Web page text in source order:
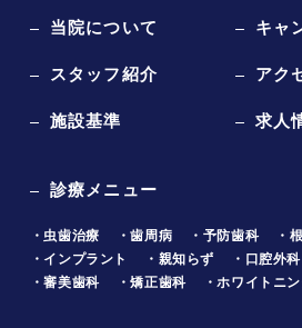
当院について
スタッフ紹介
施設基準
キャ
アク
求人
診療メニュー
・虫歯治療 ・歯周病 ・予防歯科
・
・インプラント
・親知らず ・口腔外科
・審美歯科
・矯正歯科 ・ホワイトニ